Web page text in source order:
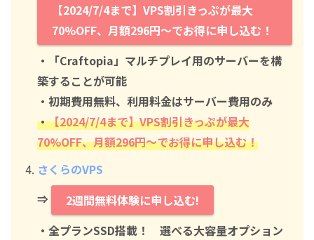
【2024/7/4まで】VPS割引きっぷが最大
70%OFF、月額296円～でお得に申し込む！
・「Craftopia」マルチプレイ用のサーバーを構
築することが可能
・初期費用無料、利用料金はサーバー費用のみ
・【2024/7/4まで】VPS割引きっぷが最大
70%OFF、月額296円～でお得に申し込む！
さくらのVPS
⇒
2週間無料体験に申し込む!
・全プランSSD搭載！ 選べる大容量オプション